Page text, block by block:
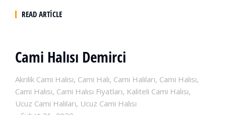
READ ARTICLE
Cami Halısı Demirci
Akrilik Cami Halısı, Cami Halı, Cami Halıları, Cami Halısı,
Cami Halısı, Cami Halısı Fiyatları, Kaliteli Cami Halısı,
Ucuz Cami Halıları, Ucuz Cami Halısı